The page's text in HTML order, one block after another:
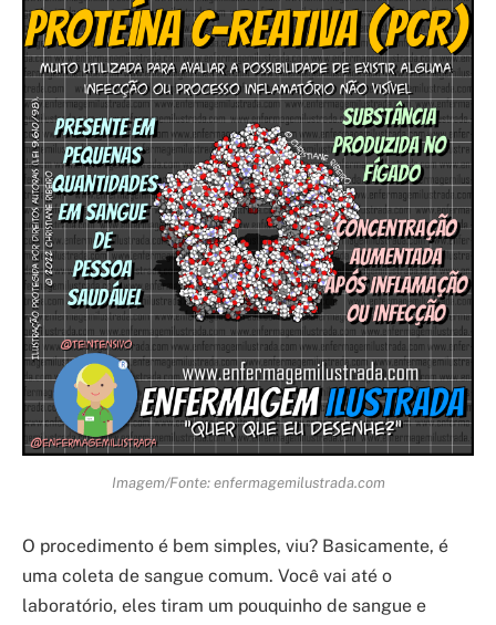
Imagem/Fonte: enfermagemilustrada.com
O procedimento é bem simples, viu? Basicamente, é
uma coleta de sangue comum. Você vai até o
laboratório, eles tiram um pouquinho de sangue e